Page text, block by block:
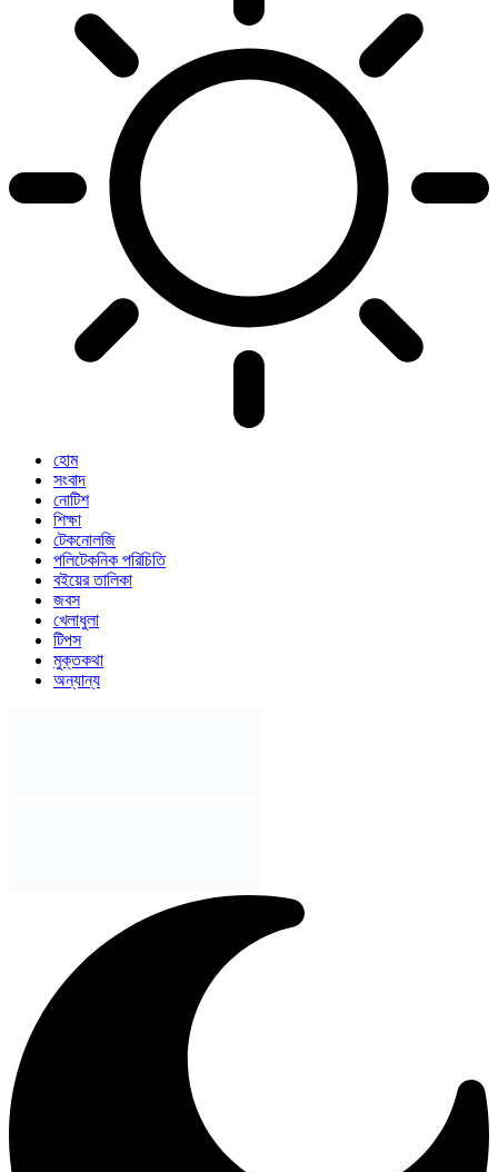
হোম
সংবাদ
নোটিশ
শিক্ষা
টেকনোলজি
পলিটেকনিক পরিচিতি
বইয়ের তালিকা
জবস
খেলাধুলা
টিপস
মুক্তকথা
অন্যান্য